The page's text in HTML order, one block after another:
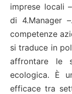
imprese locali
di 4.Manager
competenze
si traduce in
affrontare le
ecologica. È
efficace tra